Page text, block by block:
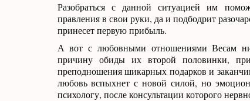
Разобраться с данной ситуацией им
правления в свои руки, да и подбодрит
принесет первую прибыль.
А вот с любовными отношениями Весам
причину обиды их второй половинки,
преподношения шикарных подарков и
любовь вспыхнет с новой силой, но
психологу, после консультации которого